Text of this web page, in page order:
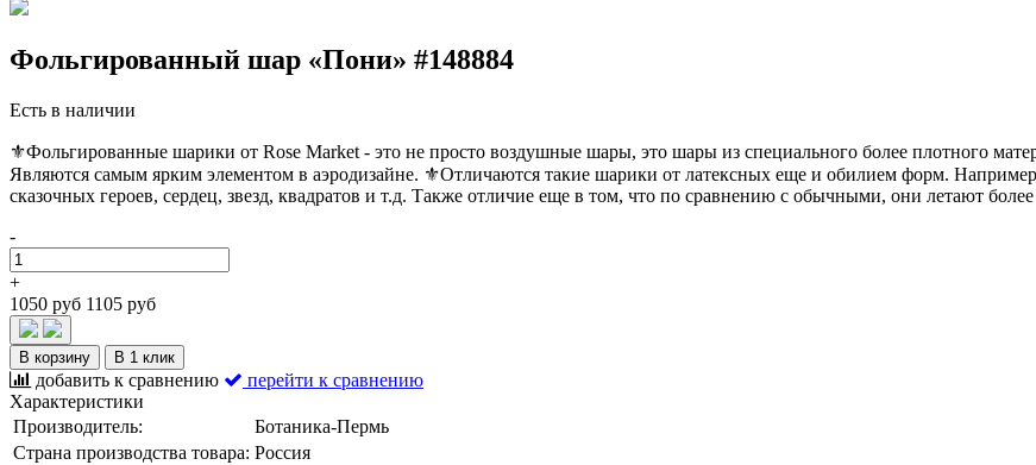
Фольгированный шар «Пони» #148884
Есть в наличии
⚜️Фольгированные шарики от Rose Market - это не просто воздушные шары, это шары из специального более плотного
Являются самым ярким элементом в аэродизайне. ⚜️Отличаются такие шарики от латексных еще и обилием форм.
сказочных героев, сердец, звезд, квадратов и т.д. Также отличие еще в том, что по сравнению с обычными, они летают
-
+
1050 руб 1105 руб
В корзину В 1 клик
добавить к сравнению
перейти к сравнению
Характеристики
Производитель:
Ботаника-Пермь
Страна производства товара: Россия